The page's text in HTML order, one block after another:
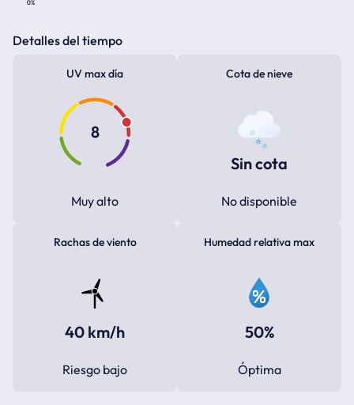
0%
Detalles del tiempo
UV max día
8
Muy alto
Cota de nieve
Sin cota
No disponible
Rachas de viento
40 km/h
Riesgo bajo
Humedad relativa max
50%
Óptima